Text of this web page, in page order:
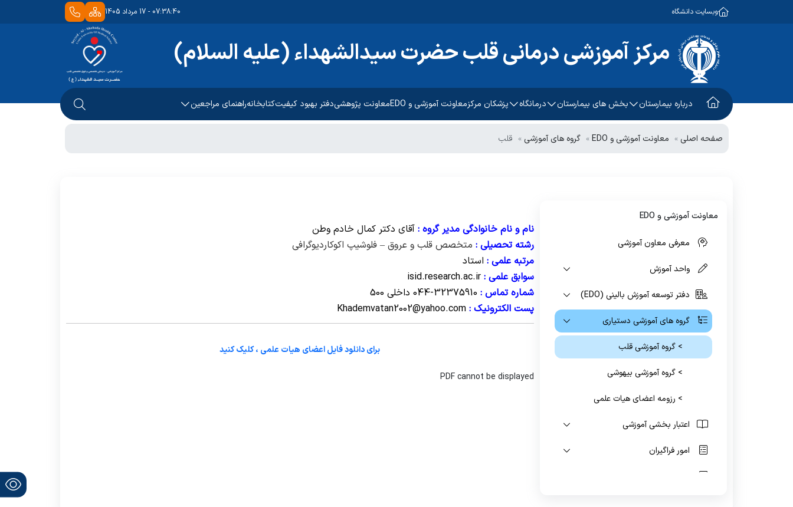
وبسایت دانشگاه 07:38:40 - 17 مرداد 1405
مرکز آموزشی درمانی قلب حضرت سیدالشهداء (علیه السلام)
درباره بیمارستان
ریاست مرکز
بخش های بیمارستان
واحدهای اداری و پشتیبانی
درمانگاه
معرفی واحد
پزشکان مرکزمعاونت آموزشی و EDO معاونت پژوهشیدفتر بهبود کیفیتکتابخانهراهنمای مراجعین
صفحه اصلی معاونت آموزشی و EDO گروه های آموزشی قلب
معاونت آموزشی و EDO
معرفی معاون آموزشی
واحد آموزش
دفتر توسعه آموزش بالینی (EDO)
گروه های آموزشی دستیاری
> گروه آموزشی قلب
> گروه آموزشی بیهوشی
> رزومه اعضای هیات علمی
اعتبار بخشی آموزشی
امور فراگیران
نام و نام خانوادگی مدیر گروه :آقای دکتر کمال خادم وطن
رشته تحصیلی : متخصص قلب و عروق – فلوشیپ اکوکاردیوگرافی
مرتبه علمی : استاد
سوابق علمی : isid.research.ac.ir
شماره تماس : 32375910-044 داخلی 500
پست الکترونیک :Khademvatan2002@yahoo.com
برای دانلود فایل اعضای هیات علمی ، کلیک کنید
PDF cannot be displayed